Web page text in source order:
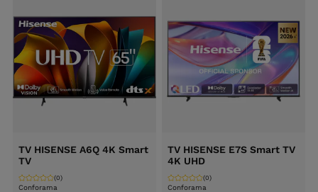
TV HISENSE A6Q 4K Smart
TV
Conforama
(0)
TV HISENSE E7S Smart TV
4K UHD
Conforama
(0)